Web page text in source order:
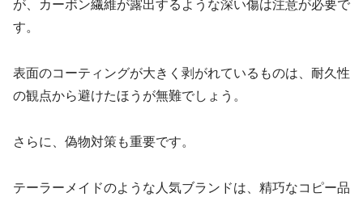
が、カーボン繊維が露出するような深い傷は注意が必要で
す。
表面のコーティングが大きく剥がれているものは、耐久性
の観点から避けたほうが無難でしょう。
さらに、偽物対策も重要です。
テーラーメイドのような人気ブランドは、精巧なコピー品